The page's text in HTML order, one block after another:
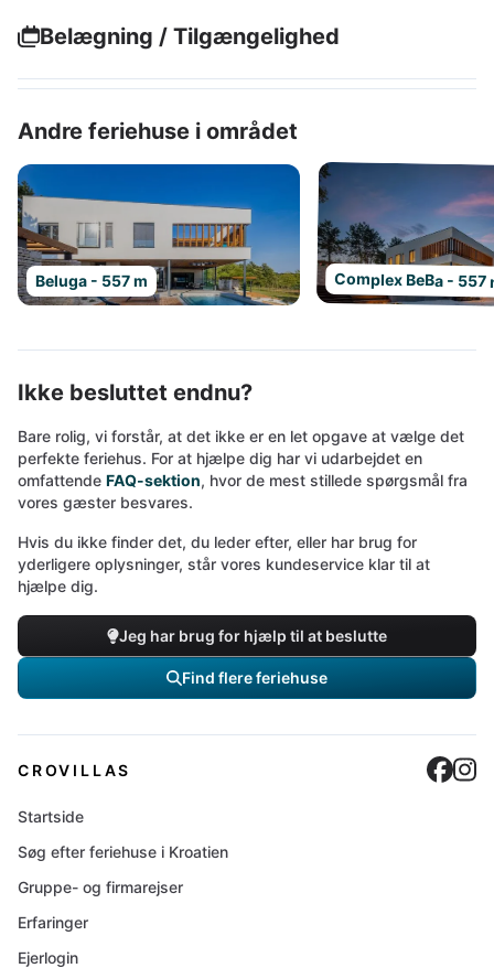
Belægning / Tilgængelighed
Andre feriehuse i området
Beluga - 557 m Complex BeBa - 557
Ikke besluttet endnu?
Bare rolig, vi forstår, at det ikke er en let opgave at vælge det
perfekte feriehus. For at hjælpe dig har vi udarbejdet en
omfattende FAQ-sektion, hvor de mest stillede spørgsmål fra
vores gæster besvares.
Hvis du ikke finder det, du leder efter, eller har brug for
yderligere oplysninger, står vores kundeservice klar til at
hjælpe dig.
Jeg har brug for hjælp til at beslutte
Find flere feriehuse
CROVILLAS
Startside
Søg efter feriehuse i Kroatien
Gruppe- og firmarejser
Erfaringer
Ejerlogin